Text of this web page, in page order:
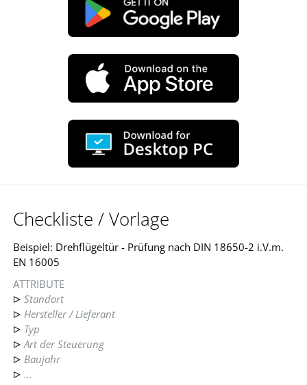
Checkliste / Vorlage
Beispiel: Drehflügeltür - Prüfung nach DIN 18650-2 i.V.m.
EN 16005
ATTRIBUTE
Standort
Hersteller / Lieferant
Typ
Art der Steuerung
Baujahr
...